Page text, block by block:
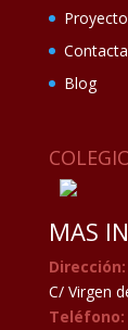
Contacta
Blog
MAS
Dirección:
C/ Virgen
Teléfono: